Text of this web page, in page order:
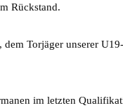
Rückstand.
Torjäger unserer
im letzten